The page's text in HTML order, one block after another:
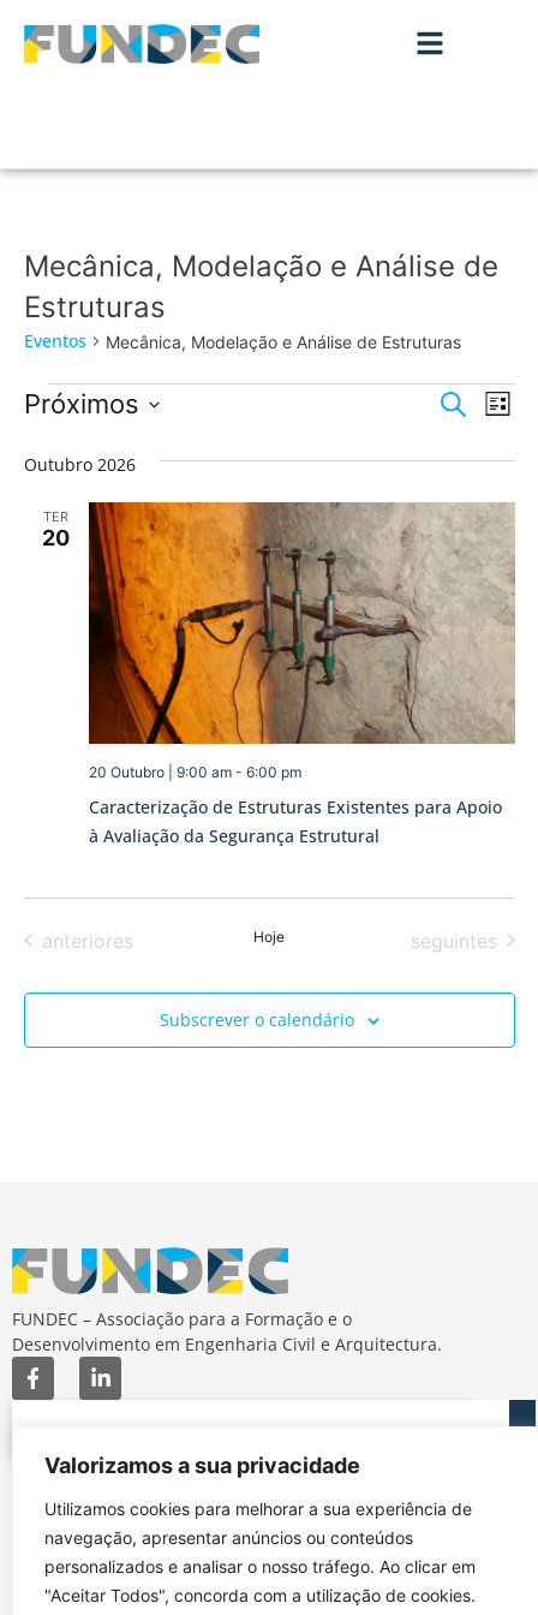
Valorizamos a sua privacidade
Utilizamos cookies para melhorar a sua experiência de
navegação, apresentar anúncios ou conteúdos
personalizados e analisar o nosso tráfego. Ao clicar em
"Aceitar Todos", concorda com a utilização de cookies.
Mecânica, Modelação e Análise de
Estruturas
Eventos Mecânica, Modelação e Análise de Estruturas
de
e
de
Pesquisar
de
Lista
Próximos
data.
Outubro 2026
TER
20
Caracterização de Estruturas Existentes para Apoio
à Avaliação da Segurança Estrutural
20 Outubro | 9:00 am- 6:00 pm
Eventos
anteriores Hoje Eventos
seguintes
Subscrever o calendário
FUNDEC – Associação para a Formação e o
Desenvolvimento em Engenharia Civil e Arquitectura.
MAPA DO SITE
Subscrever Newsletter
Contactos
Google Maps
CONTACTOS
fundec@tecnico.ulisboa.pt
FUNDEC - IST - DECivil
Av. Rovisco Pais, 1049-